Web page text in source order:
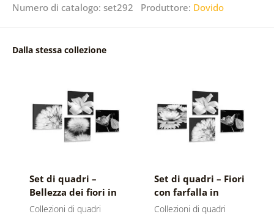
Numero di catalogo: set292 Produttore: Dovido
Dalla stessa collezione
Set di quadri –
Bellezza dei fiori in
bianco e nero con
Collezioni di quadri
Set di quadri – Fiori
con farfalla in
bianco e nero
Collezioni di quadri